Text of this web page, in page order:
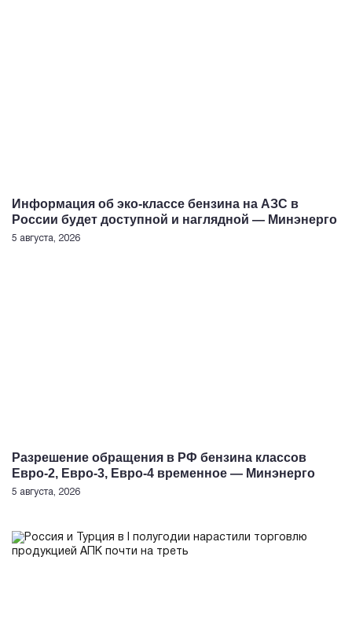
Информация об эко-классе бензина на АЗС в
России будет доступной и наглядной — Минэнерго
5 августа, 2026
Разрешение обращения в РФ бензина классов
Евро-2, Евро-3, Евро-4 временное — Минэнерго
5 августа, 2026